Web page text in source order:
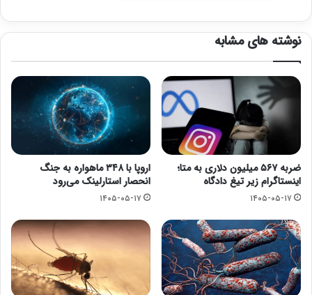
نوشته های مشابه
ضربه ۵۶۷ میلیون دلاری به متا؛
اینستاگرام زیر تیغ دادگاه
۱۴۰۵-۰۵-۱۷
اروپا با ۳۴۸ ماهواره به جنگ
انحصار استارلینک می‌رود
۱۴۰۵-۰۵-۱۷